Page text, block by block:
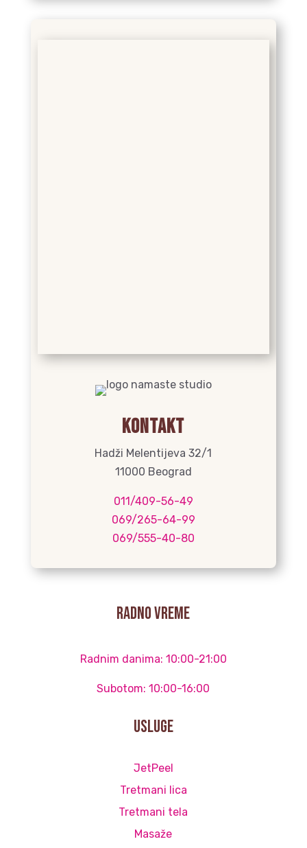
Kontakt
Hadži Melentijeva 32/1
11000 Beograd
011/409-56-49
069/265-64-99
069/555-40-80
radno vreme
Radnim danima: 10:00-21:00
Subotom: 10:00-16:00
Usluge
JetPeel
Tretmani lica
Tretmani tela
Masaže